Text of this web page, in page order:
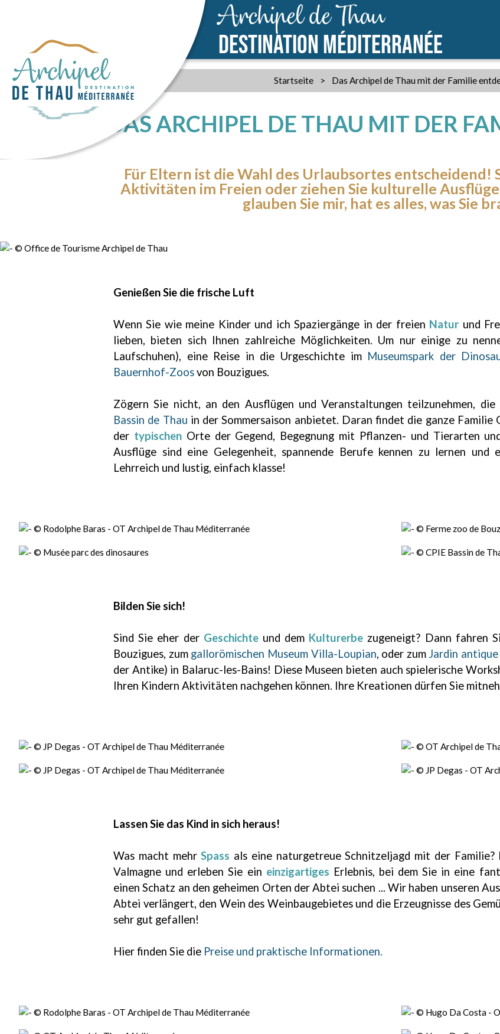
Archipel de Thau
DESTINATION MÉDITERRANÉE
Startseite > Das Archipel de Thau mit der Familie
DAS ARCHIPEL DE THAU MIT DER
Für Eltern ist die Wahl des Urlaubsortes entscheidend!
Aktivitäten im Freien oder ziehen Sie kulturelle
glauben Sie mir, hat es alles, was Sie
Genießen Sie die frische Luft
Wenn Sie wie meine Kinder und ich Spaziergänge in der freien Natur und
lieben, bieten sich Ihnen zahlreiche Möglichkeiten. Um nur einige zu
Laufschuhen), eine Reise in die Urgeschichte im Museumspark der
Bauernhof-Zoosvon Bouzigues.
Zögern Sie nicht, an den Ausflügen und Veranstaltungen teilzunehmen, die
Bassin de Thau in der Sommersaison anbietet. Daran findet die ganze Familie
der typischenOrte der Gegend, Begegnung mit Pflanzen- und Tierarten
Ausflüge sind eine Gelegenheit, spannende Berufe kennen zu lernen und
Lehrreich und lustig, einfach klasse!
Bilden Sie sich!
Sind Sie eher der Geschichteund dem Kulturerbe zugeneigt? Dann fahren
Bouzigues, zum gallorömischen Museum Villa-Loupian, oder zum Jardin
der Antike) in Balaruc-les-Bains! Diese Museen bieten auch spielerische
Ihren Kindern Aktivitäten nachgehen können. Ihre Kreationen dürfen Sie
Lassen Sie das Kind in sich heraus!
Was macht mehrSpass als eine naturgetreue Schnitzeljagd mit der
Valmagne und erleben Sie ein einzigartiges Erlebnis, bei dem Sie in eine
einen Schatz an den geheimen Orten der Abtei suchen ... Wir haben unseren
Abtei verlängert, den Wein des Weinbaugebietes und die Erzeugnisse des
sehr gut gefallen!
Hier finden Sie die Preise und praktische Informationen.